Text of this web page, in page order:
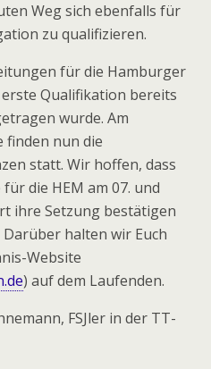
Weg sich ebenfalls für
zu qualifizieren.
für die Hamburger
Qualifikation bereits
wurde. Am
finden nun die
statt. Wir hoffen, dass
die HEM am 07. und
ihre Setzung bestätigen
halten wir Euch
Website
) auf dem Laufenden.
FSJler in der TT-